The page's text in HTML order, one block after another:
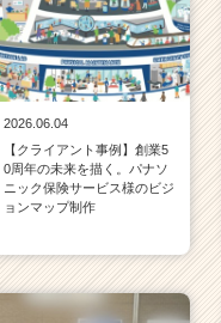
2026.06.04
【クライアント事例】創業5
0周年の未来を描く。パナソ
ニック保険サービス様のビジ
ョンマップ制作